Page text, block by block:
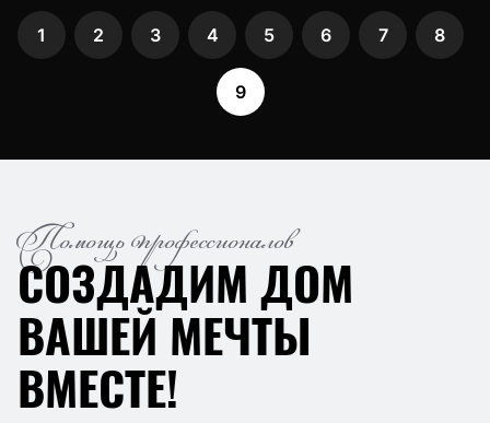
1 2 3 4 5 6 7 8
9
Помощь профессионалов
СОЗДАДИМ ДОМ
ВАШЕЙ МЕЧТЫ
ВМЕСТЕ!